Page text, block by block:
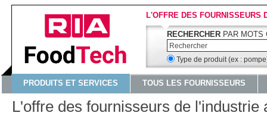
L'OFFRE DES FOURNISSEURS
RECHERCHER PAR MOTS
Type de produit (ex :
PRODUITS ET SERVICES TOUS LES FOURNISSEURS
L'offre des fournisseurs de l'industrie